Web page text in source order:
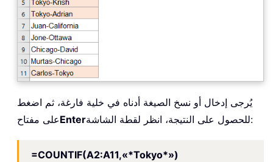
يُرجى إدخال أو نسخ الصيغة أدناه في خلية فارغة، ثم اضغط
على مفتاحEnter للحصول على النتيجة، انظر لقطة الشاشة:
=COUNTIF(A2:A11,«*Tokyo*»)